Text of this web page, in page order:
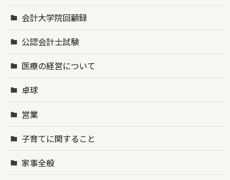
会計大学院回顧録
公認会計士試験
医療の経営について
卓球
営業
子育てに関すること
家事全般